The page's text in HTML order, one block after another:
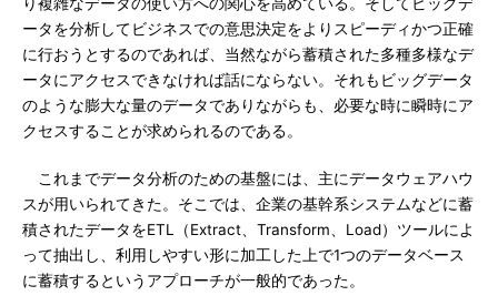
ータを分析してビジネスでの意思決定をよりスピーディかつ正確
に行おうとするのであれば、当然ながら蓄積された多種多様なデ
ータにアクセスできなければ話にならない。それもビッグデータ
のような膨大な量のデータでありながらも、必要な時に瞬時にア
クセスすることが求められるのである。
これまでデータ分析のための基盤には、主にデータウェアハウ
スが用いられてきた。そこでは、企業の基幹系システムなどに蓄
積されたデータをETL（Extract、Transform、Load）ツールによ
って抽出し、利用しやすい形に加工した上で1つのデータベース
に蓄積するというアプローチが一般的であった。